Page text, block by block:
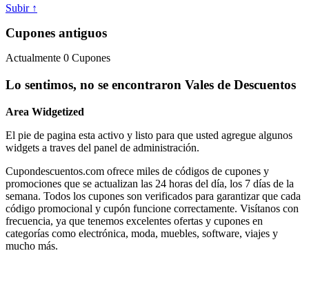
Subir ↑
Cupones antiguos
Actualmente 0 Cupones
Lo sentimos, no se encontraron Vales de Descuentos
Area Widgetized
El pie de pagina esta activo y listo para que usted agregue algunos
widgets a traves del panel de administración.
Cupondescuentos.com ofrece miles de códigos de cupones y
promociones que se actualizan las 24 horas del día, los 7 días de la
semana. Todos los cupones son verificados para garantizar que cada
código promocional y cupón funcione correctamente. Visítanos con
frecuencia, ya que tenemos excelentes ofertas y cupones en
categorías como electrónica, moda, muebles, software, viajes y
mucho más.